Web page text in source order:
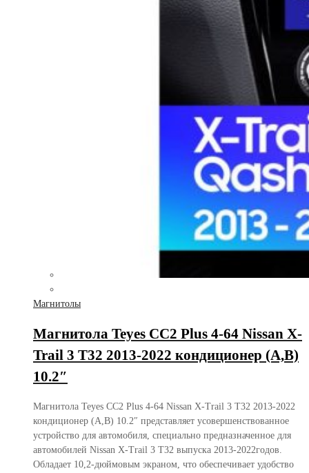
Магнитолы
Магнитола Teyes CC2 Plus 4-64 Nissan X-
Trail 3 T32 2013-2022 кондиционер (A,B)
10.2″
Магнитола Teyes CC2 Plus 4-64 Nissan X-Trail 3 T32 2013-2022
кондиционер (A,B) 10.2″ представляет усовершенствованное
устройство для автомобиля, специально предназначенное для
автомобилей Nissan X-Trail 3 T32 выпуска 2013-2022годов.
Обладает 10,2-дюймовым экраном, что обеспечивает удобство